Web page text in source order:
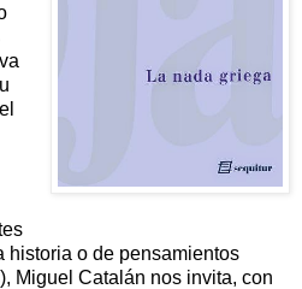
historia o de pensamientos
Miguel Catalán nos invita, con